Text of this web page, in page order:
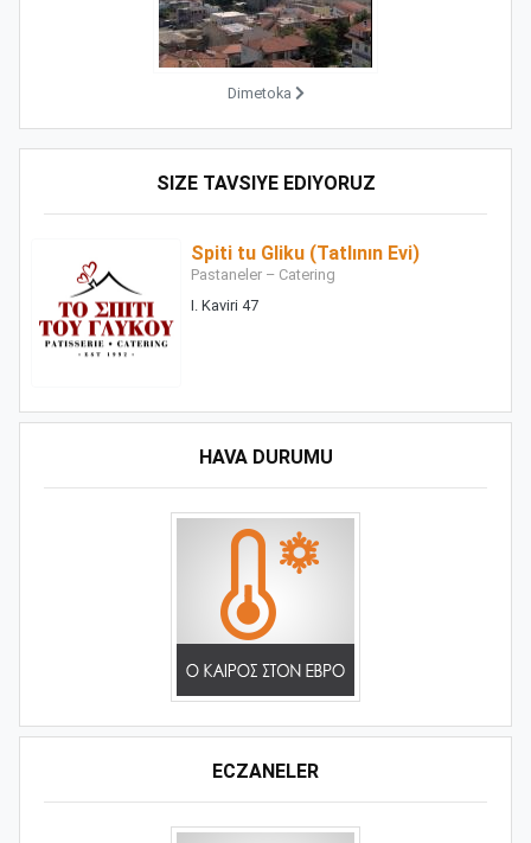
Dimetoka
SIZE TAVSIYE EDIYORUZ
Spiti tu Gliku (Tatlının Evi)
Pastaneler – Catering
I. Kaviri 47
HAVA DURUMU
ECZANELER